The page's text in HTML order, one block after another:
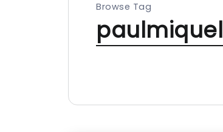
Browse Tag
paulmiquel